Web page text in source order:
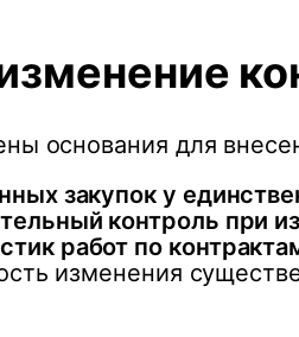
основания для
закупок у
контроль при
работ по
изменения